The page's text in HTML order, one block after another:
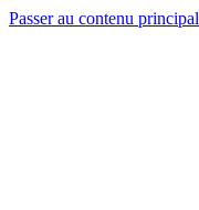
Passer au contenu principal